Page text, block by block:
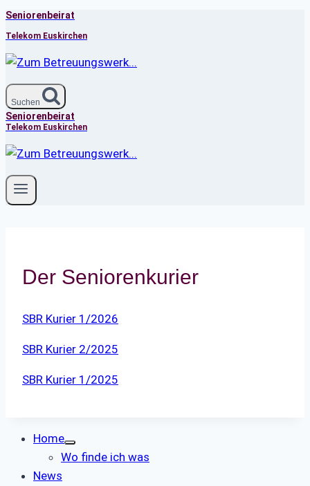
Zum
Inhalt
springen
Seniorenbeirat
Telekom Euskirchen
Suchen
Seniorenbeirat
Telekom Euskirchen
Der Seniorenkurier
SBR Kurier 1/2026
SBR Kurier 2/2025
SBR Kurier 1/2025
Home
Wo finde ich was
News